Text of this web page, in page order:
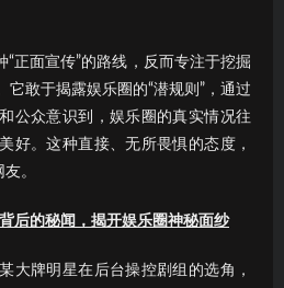
“正面宣传”的路线，反而专注于挖掘
它敢于揭露娱乐圈的“潜规则”，通过
公众意识到，娱乐圈的真实情况往
好。这种直接、无所畏惧的态度，
。
大牌明星在后台操控剧组的选角，